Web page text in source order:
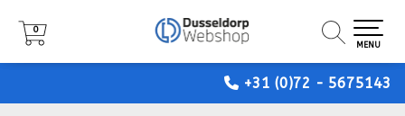
+31 (0)72 - 5675143
0
MENU
0
MENU
0
MENU